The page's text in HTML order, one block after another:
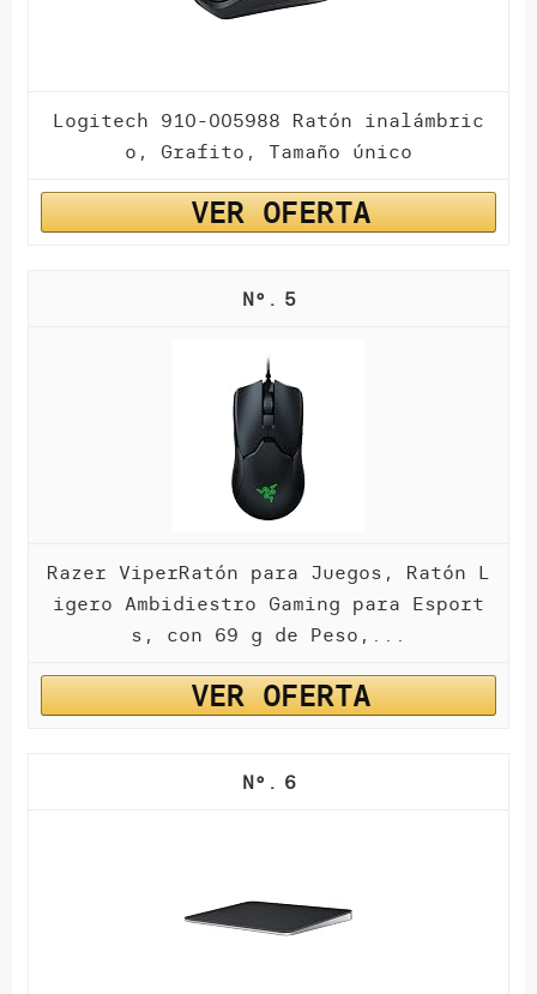
Logitech 910-005988 Ratón inalámbric
o, Grafito, Tamaño único
VER OFERTA
5
Razer ViperRatón para Juegos, Ratón L
igero Ambidiestro Gaming para Esport
s, con 69 g de Peso,...
VER OFERTA
6